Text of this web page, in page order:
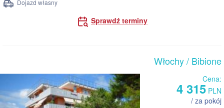
Dojazd własny
Sprawdź terminy
Włochy/ Bibione
Cena:
4 315 PLN
/ za pokój